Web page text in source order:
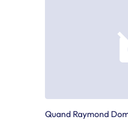
Quand Raymond